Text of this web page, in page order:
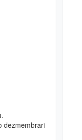
dezmembrari